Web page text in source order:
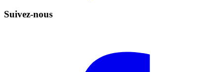
Suivez-nous